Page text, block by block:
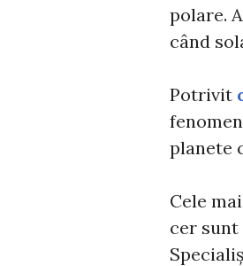
polare.
când
Potrivit
planete
Cele
cer